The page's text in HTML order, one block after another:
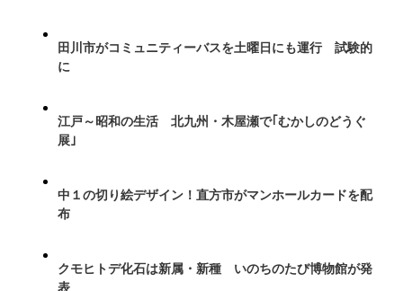
田川市がコミュニティーバスを土曜日にも運行 試験的
に
江戸～昭和の生活 北九州・木屋瀬で｢むかしのどうぐ
展｣
中１の切り絵デザイン！直方市がマンホールカードを配
布
クモヒトデ化石は新属・新種 いのちのたび博物館が発
表